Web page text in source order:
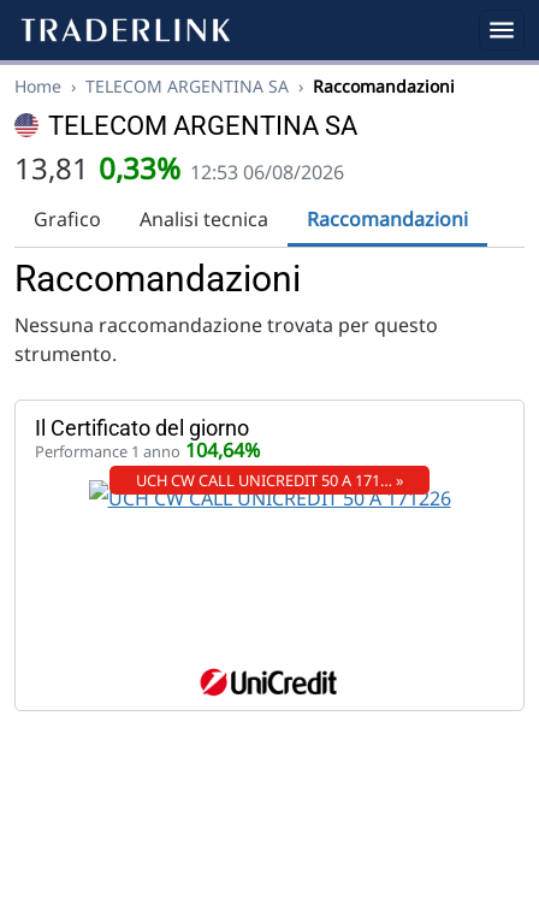
Home › TELECOM ARGENTINA SA › Raccomandazioni
TELECOM ARGENTINA SA
13,81 0,33% 12:53 06/08/2026
Grafico
Analisi tecnica Raccomandazioni
Raccomandazioni
Nessuna raccomandazione trovata per questo
strumento.
Il Certificato del giorno
Performance 1 anno 104,64%
UCH CW CALL UNICREDIT 50 A 171… »